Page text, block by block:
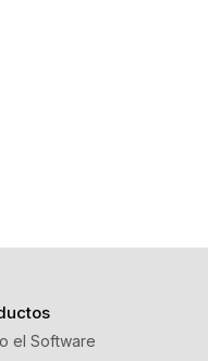
el Software